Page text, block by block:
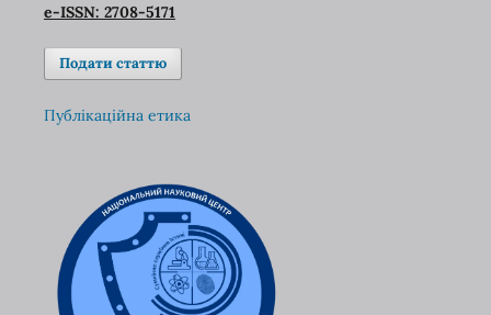
e-ISSN: 2708-5171
Подати статтю
Публікаційна етика